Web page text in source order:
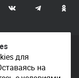
2026
для
на